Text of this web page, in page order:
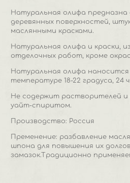
Натуральная олифа предназна
деревянных поверхностей,
маслянными красками.
Натуральная олифа и краски,
отделочных работ, кроме
Натуральная олифа наносится
температуре 18-22 градуса, 24
Не содержит растворителей
уайт-спиритом.
Производство: Россия
Пременение: разбавление
шпона для повышения их
замазок.Традиционно